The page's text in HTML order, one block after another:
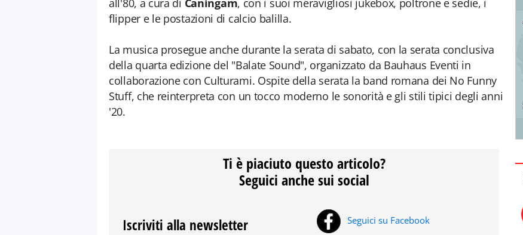
all'80, a cura di Caningam, con i suoi meravigliosi jukebox, poltrone e sedie, i
flipper e le postazioni di calcio balilla.
La musica prosegue anche durante la serata di sabato, con la serata conclusiva
della quarta edizione del "Balate Sound", organizzato da Bauhaus Eventi in
collaborazione con Culturami. Ospite della serata la band romana dei No Funny
Stuff, che reinterpreta con un tocco moderno le sonorità e gli stili tipici degli anni
'20.
Ti è piaciuto questo articolo?
Seguici anche sui social
Iscriviti alla newsletter Seguici su Facebook